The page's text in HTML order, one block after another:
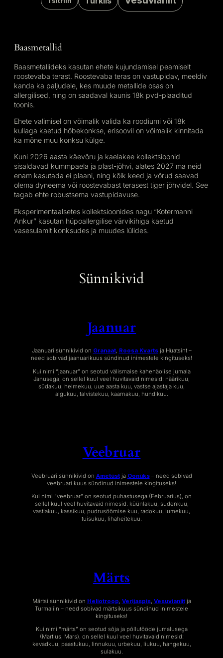
Baasmetallid
Baasmetallideks kasutan ehete kujundamisel peamiselt
roostevaba terast. Roostevaba teras on vastupidav, meeldiv
kanda ka paljudele, kes muude metallide osas on
allergilised, ning on saadaval kaunis 18k pvd-plaaditud
toonis.
Ehete valimisel on võimalik valida ka roodiumi või 18k
kullaga kaetud hõbekonkse, erisoovil on võimalik kinnitada
ka mõne muu konksu külge.
Kuni 2026 aasta käevõru ja kaelakee kollektsioonid
sisaldavad kummpaela ja plast-jõhvi, alates 2027 ma neid
enam kasutada ei plaani, ning kõik keed ja võrud saavad
olema dyneema või roostevabast terasest tiger jõhvidel. See
tagab ehte robustsema vastupidavuse.
Eksperimentaalsetes kollektsioonides nagu “Kotermanni
Ankur” kasutan hüpoallergilise värvikihiga kaetud
vasesulamit konksudes ja muudes lülides.
Sünnikivid
Jaanuar
Jaanuari sünnikivid on Granaat, Roosa Kvartsja Hüatsint –
need sobivad jaanuarikuus sündinud inimestele kingituseks!
Kui nimi “jaanuar” on seotud välismaise kahenäolise jumala
Janusega, on sellel kuul veel huvitavaid nimesid: näärikuu,
südakuu, helmekuu, uue aasta kuu, vastse ajastaja kuu,
algukuu, talvistekuu, kaarnakuu, hundikuu.
Veebruar
Veebruari sünnikivid on Ametüstja Oonüks– need sobivad
veebruari kuus sündinud inimestele kingituseks!
Kui nimi “veebruar” on seotud puhastusega (Februarius), on
sellel kuul veel huvitavaid nimesid: küünlakuu, sudenkuu,
vastlakuu, kassikuu, pudrusöömise kuu, radokuu, lumekuu,
tuisukuu, lihaheitekuu.
Märts
Märtsi sünnikivid on Heliotroop, Verijaspis, Vesuvianiitja
Turmaliin – need sobivad märtsikuus sündinud inimestele
kingituseks!
Kui nimi “märts” on seotud sõja ja põllutööde jumalusega
(Martius, Mars), on sellel kuul veel huvitavaid nimesid:
kevadkuu, paastukuu, linnukuu, urbekuu, liukuu, hangekuu,
sulakuu.